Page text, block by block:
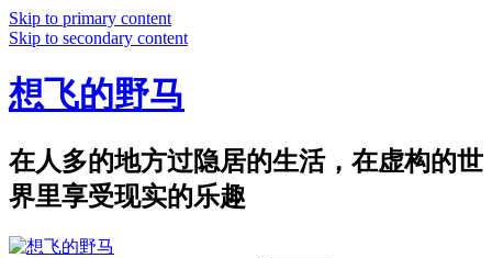
Skip to primary content
Skip to secondary content
想飞的野马
在人多的地方过隐居的生活，在虚构的世
界里享受现实的乐趣